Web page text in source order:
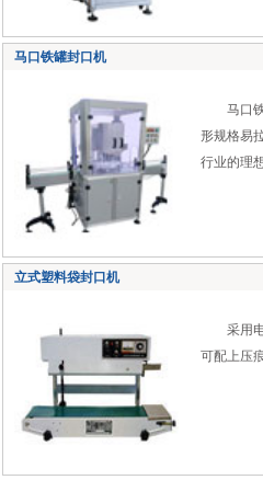
马口铁罐封口机
马口铁
形规格易
行业的理
立式塑料袋封口机
采用电
可配上压